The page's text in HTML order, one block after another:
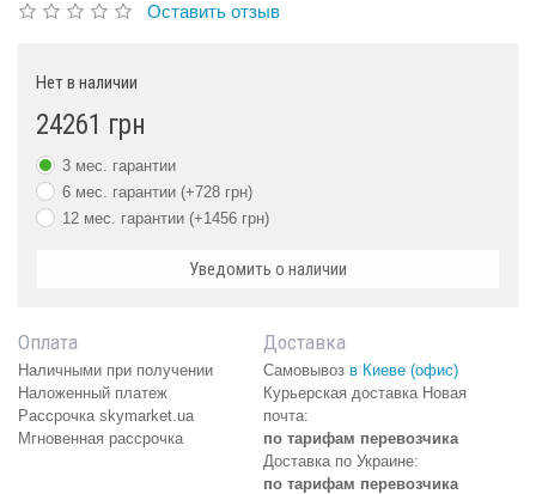
Оставить отзыв
Нет в наличии
24261 грн
3 мес. гарантии
6 мес. гарантии (+728 грн)
12 мес. гарантии (+1456 грн)
Уведомить о наличии
Оплата
Наличными при получении
Наложенный платеж
Рассрочка skymarket.ua
Мгновенная рассрочка
Доставка
Самовывоз в Киеве (офис)
Курьерская доставка Новая
почта:
по тарифам перевозчика
Доставка по Украине:
по тарифам перевозчика